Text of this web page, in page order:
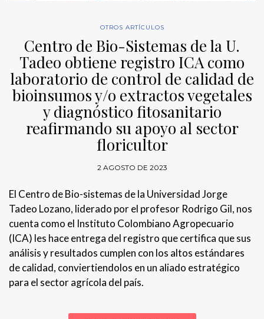
OTROS ARTÍCULOS
Centro de Bio-Sistemas de la U.
Tadeo obtiene registro ICA como
laboratorio de control de calidad de
bioinsumos y/o extractos vegetales
y diagnóstico fitosanitario
reafirmando su apoyo al sector
floricultor
2 AGOSTO DE 2023
El Centro de Bio-sistemas de la Universidad Jorge
Tadeo Lozano, liderado por el profesor Rodrigo Gil, nos
cuenta como el Instituto Colombiano Agropecuario
(ICA) les hace entrega del registro que certifica que sus
análisis y resultados cumplen con los altos estándares
de calidad, conviertiendolos en un aliado estratégico
para el sector agrícola del país.